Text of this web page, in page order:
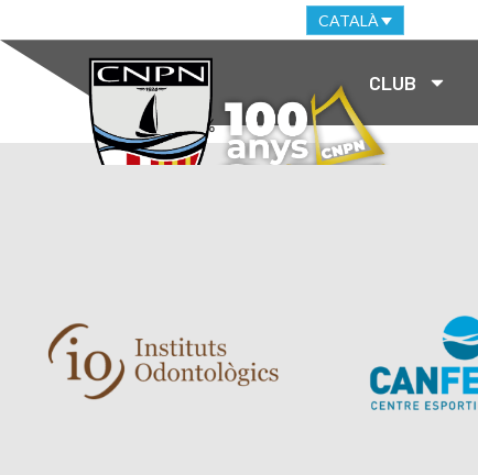
CATALÀ
CLUB
%%wppa%%